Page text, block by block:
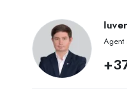
Agent